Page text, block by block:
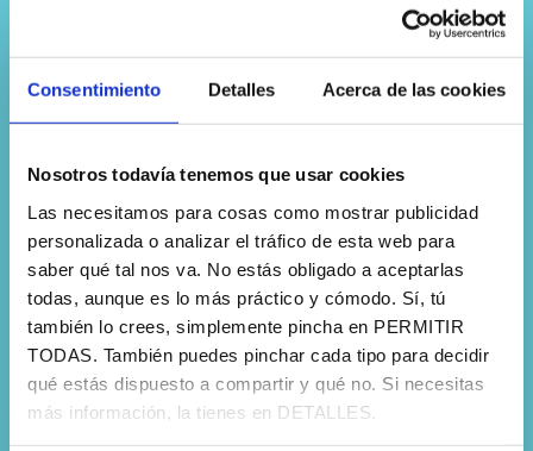
Consentimiento Detalles Acerca de las cookies
Nosotros todavía tenemos que usar cookies
Las necesitamos para cosas como mostrar publicidad
personalizada o analizar el tráfico de esta web para
saber qué tal nos va. No estás obligado a aceptarlas
todas, aunque es lo más práctico y cómodo. Sí, tú
también lo crees, simplemente pincha en PERMITIR
TODAS. También puedes pinchar cada tipo para decidir
qué estás dispuesto a compartir y qué no. Si necesitas
más información, la tienes en DETALLES.